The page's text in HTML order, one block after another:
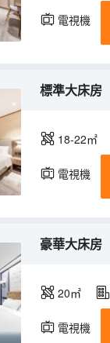
電視機
標準大床房
18-22㎡
電視機
豪華大床房
20㎡
電視機